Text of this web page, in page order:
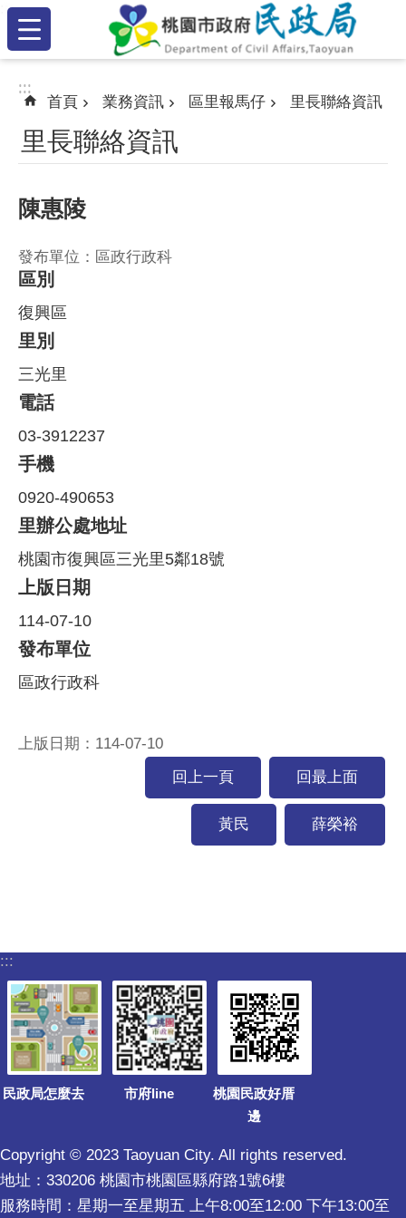
跳到主要內容區塊
:::
:::
:::
首頁 業務資訊 區里報馬仔 里長聯絡資訊
里長聯絡資訊
陳惠陵
發布單位：區政行政科
區別
復興區
里別
三光里
電話
03-3912237
手機
0920-490653
里辦公處地址
桃園市復興區三光里5鄰18號
上版日期
114-07-10
發布單位
區政行政科
上版日期：114-07-10
回上一頁
回最上面
黃民 薛榮裕
:::
民政局怎麼去 市府line
桃園民政好厝
邊
Copyright © 2023 Taoyuan City. All rights reserved.
地址：330206 桃園市桃園區縣府路1號6樓
服務時間：星期一至星期五 上午8:00至12:00 下午13:00至